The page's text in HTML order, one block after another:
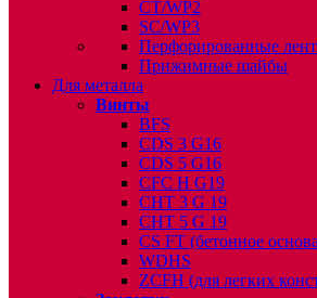
CT/WP2
SC/WP3
Перфорированные
Прижимные шайбы
Для металла
Винты
BFS
CDS 3 G16
CDS 5 G16
CFC H G19
CHT 3 G 19
CHT 5 G 19
CS FT (бетонное
WDHS
ZCFH (для легких